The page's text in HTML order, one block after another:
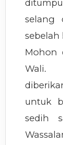
selang
sebelah
Mohon
Wali.
untuk
sedih